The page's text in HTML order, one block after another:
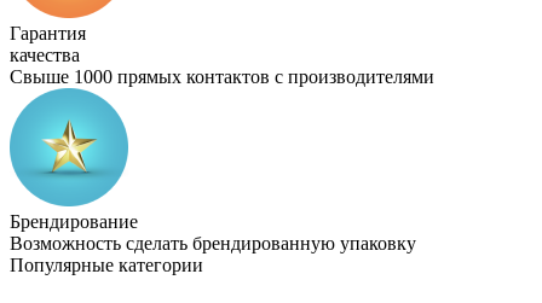
Гарантия
качества
Свыше 1000 прямых контактов с производителями
Брендирование
Возможность сделать брендированную упаковку
Популярные категории